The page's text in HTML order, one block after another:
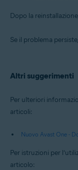
Dopo la
Se il problema
Altri suggerimenti
Per ulteriori
articoli:
Nuovo Avast One -
Per istruzioni per
articolo: